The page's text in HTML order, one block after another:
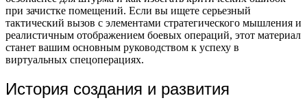
при зачистке помещений. Если вы ищете серьезный
тактический вызов с элементами стратегического мышления и
реалистичным отображением боевых операций, этот материал
станет вашим основным руководством к успеху в
виртуальных спецоперациях.
История создания и развития